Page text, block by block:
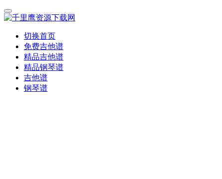
切换首页
免费吉他谱
精品吉他谱
精品钢琴谱
吉他谱
钢琴谱